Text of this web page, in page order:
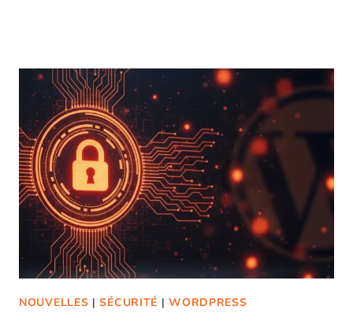
NOUVELLES |SÉCURITÉ |WORDPRESS